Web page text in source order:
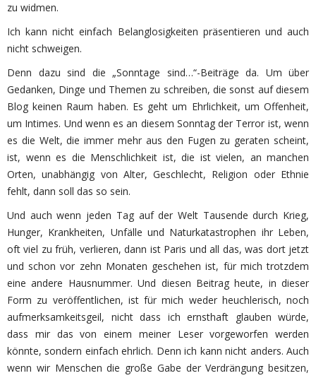
zu widmen.
Ich kann nicht einfach Belanglosigkeiten präsentieren und auch
nicht schweigen.
Denn dazu sind die „Sonntage sind…“-Beiträge da. Um über
Gedanken, Dinge und Themen zu schreiben, die sonst auf diesem
Blog keinen Raum haben. Es geht um Ehrlichkeit, um Offenheit,
um Intimes. Und wenn es an diesem Sonntag der Terror ist, wenn
es die Welt, die immer mehr aus den Fugen zu geraten scheint,
ist, wenn es die Menschlichkeit ist, die ist vielen, an manchen
Orten, unabhängig von Alter, Geschlecht, Religion oder Ethnie
fehlt, dann soll das so sein.
Und auch wenn jeden Tag auf der Welt Tausende durch Krieg,
Hunger, Krankheiten, Unfälle und Naturkatastrophen ihr Leben,
oft viel zu früh, verlieren, dann ist Paris und all das, was dort jetzt
und schon vor zehn Monaten geschehen ist, für mich trotzdem
eine andere Hausnummer. Und diesen Beitrag heute, in dieser
Form zu veröffentlichen, ist für mich weder heuchlerisch, noch
aufmerksamkeitsgeil, nicht dass ich ernsthaft glauben würde,
dass mir das von einem meiner Leser vorgeworfen werden
könnte, sondern einfach ehrlich. Denn ich kann nicht anders. Auch
wenn wir Menschen die große Gabe der Verdrängung besitzen,